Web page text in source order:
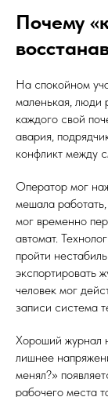
Почему
На спокойном
маленькая, люди
каждого свой
авария,
конфликт между
Оператор мог
мешала
мог временно
автомат.
пройти
экспортировать
человек мог
записи система
Хороший журнал
лишнее
менял?»
рабочего места